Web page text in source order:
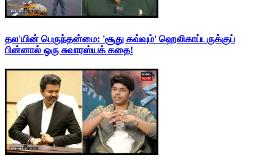
தல'யின் பெருந்தன்மை: 'சூது கவ்வும்' ஹெலிகாப்டருக்குப்
பின்னால் ஒரு சுவாரஸ்யக் கதை!